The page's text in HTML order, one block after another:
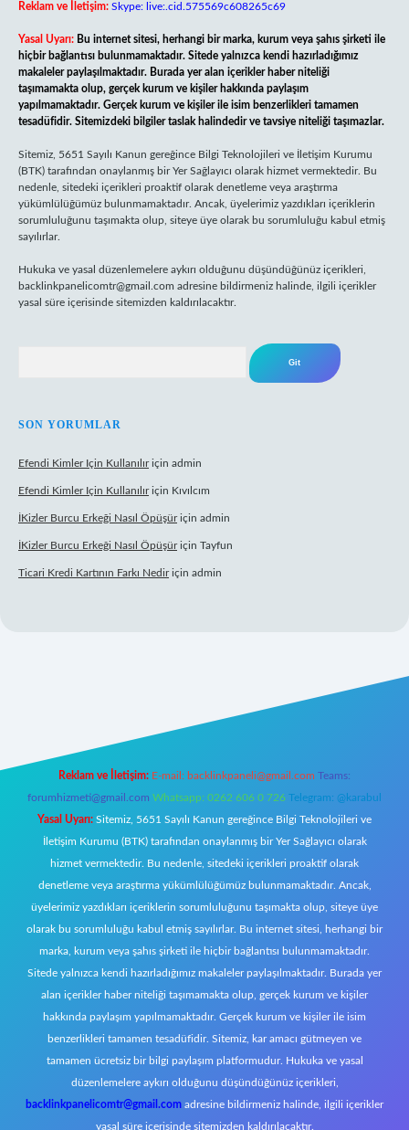
Reklam ve İletişim: Skype: live:.cid.575569c608265c69
Yasal Uyarı: Bu internet sitesi, herhangi bir marka, kurum veya şahıs şirketi ile
hiçbir bağlantısı bulunmamaktadır. Sitede yalnızca kendi hazırladığımız
makaleler paylaşılmaktadır. Burada yer alan içerikler haber niteliği
taşımamakta olup, gerçek kurum ve kişiler hakkında paylaşım
yapılmamaktadır. Gerçek kurum ve kişiler ile isim benzerlikleri tamamen
tesadüfidir. Sitemizdeki bilgiler taslak halindedir ve tavsiye niteliği taşımazlar.
Sitemiz, 5651 Sayılı Kanun gereğince Bilgi Teknolojileri ve İletişim Kurumu
(BTK) tarafından onaylanmış bir Yer Sağlayıcı olarak hizmet vermektedir. Bu
nedenle, sitedeki içerikleri proaktif olarak denetleme veya araştırma
yükümlülüğümüz bulunmamaktadır. Ancak, üyelerimiz yazdıkları içeriklerin
sorumluluğunu taşımakta olup, siteye üye olarak bu sorumluluğu kabul etmiş
sayılırlar.
Hukuka ve yasal düzenlemelere aykırı olduğunu düşündüğünüz içerikleri,
backlinkpanelicomtr@gmail.com adresine bildirmeniz halinde, ilgili içerikler
yasal süre içerisinde sitemizden kaldırılacaktır.
SON YORUMLAR
Efendi Kimler Için Kullanılıriçin admin
Efendi Kimler Için Kullanılıriçin Kıvılcım
İKizler Burcu Erkeği Nasıl Öpüşüriçin admin
İKizler Burcu Erkeği Nasıl Öpüşüriçin Tayfun
Ticari Kredi Kartının Farkı Nediriçin admin
Reklam ve İletişim: E-mail: backlinkpaneli@gmail.com Teams:
forumhizmeti@gmail.com Whatsapp: 0262 606 0 726 Telegram: @karabul
Yasal Uyarı: Sitemiz, 5651 Sayılı Kanun gereğince Bilgi Teknolojileri ve
İletişim Kurumu (BTK) tarafından onaylanmış bir Yer Sağlayıcı olarak
hizmet vermektedir. Bu nedenle, sitedeki içerikleri proaktif olarak
denetleme veya araştırma yükümlülüğümüz bulunmamaktadır. Ancak,
üyelerimiz yazdıkları içeriklerin sorumluluğunu taşımakta olup, siteye üye
olarak bu sorumluluğu kabul etmiş sayılırlar. Bu internet sitesi, herhangi bir
marka, kurum veya şahıs şirketi ile hiçbir bağlantısı bulunmamaktadır.
Sitede yalnızca kendi hazırladığımız makaleler paylaşılmaktadır. Burada yer
alan içerikler haber niteliği taşımamakta olup, gerçek kurum ve kişiler
hakkında paylaşım yapılmamaktadır. Gerçek kurum ve kişiler ile isim
benzerlikleri tamamen tesadüfidir. Sitemiz, kar amacı gütmeyen ve
tamamen ücretsiz bir bilgi paylaşım platformudur. Hukuka ve yasal
düzenlemelere aykırı olduğunu düşündüğünüz içerikleri,
backlinkpanelicomtr@gmail.com adresine bildirmeniz halinde, ilgili içerikler
yasal süre içerisinde sitemizden kaldırılacaktır.